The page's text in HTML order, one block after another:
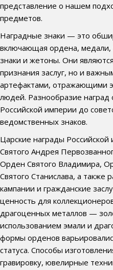
представление о нашем
предметов.
Наградные знаки — это
включающая ордена, медали,
знаки и жетоны. Они
признания заслуг, но и
артефактами, отражающими
людей. Разнообразие наград
Российской империи до
ведомственных знаков.
Царские награды
Святого Андрея
Орден Святого Владимира,
Святого Станислава, а
кампании и гражданские
ценность для
драгоценных металлов —
использованием эмали и
формы орденов
статуса. Способы
гравировку, ювелирные